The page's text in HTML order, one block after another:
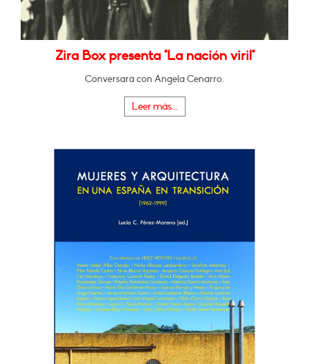
Zira Box presenta "La nación viril"
Conversará con Ángela Cenarro.
Leer más...